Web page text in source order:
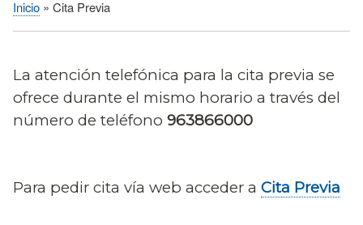
Sobrescribir
ayuda
a
la
Inicio Cita Previa
La atención telefónica para la cita previa se
ofrece durante el mismo horario a través del
número de teléfono 963866000
Para pedir cita vía web acceder a Cita Previa